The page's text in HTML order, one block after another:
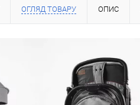
ОГЛЯД ТОВАРУ ОПИС